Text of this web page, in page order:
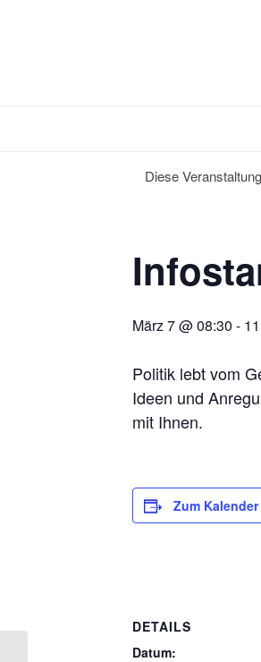
Diese
März 7 @ 08:30 -
Politik lebt vom
Ideen und
mit Ihnen.
Zum
DETAILS
Datum: